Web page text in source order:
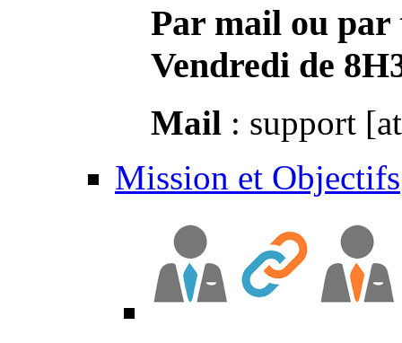
Par mail ou par
Vendredi de
Mail : support
Mission et Objectifs